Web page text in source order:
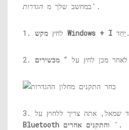
'במחשב שלך מ הגדרות.
1. לחץ מקש Windows + I יַחַד.
2. לאחר מכן לחץ על “ מכשירים
Bluetooth והתקנים אחרים '.